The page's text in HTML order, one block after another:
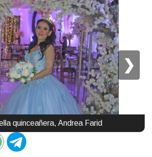
quinceañera, Andrea Farid
❯